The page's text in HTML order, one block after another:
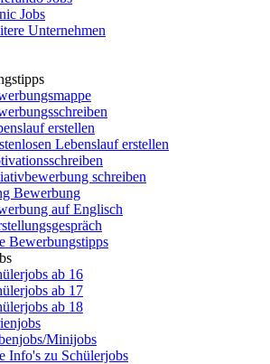
Jobs
Unternehmen
erstellen
Lebenslauf erstellen
schreiben
Bewerbung
auf Englisch
Bewerbungstipps
ab 16
ab 17
ab 18
Minijobs
Info's zu Schülerjobs